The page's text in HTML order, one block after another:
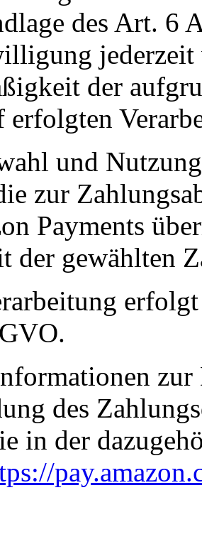
des Art. 6
jederzeit
der
erfolgten
und
zur
Payments
der gewählten
des
in der